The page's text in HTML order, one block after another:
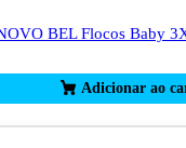
BEL Flocos Baby